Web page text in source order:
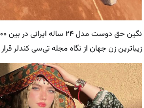
زیباترین زن جهان از نگاه مجله تی‌سی کندلر